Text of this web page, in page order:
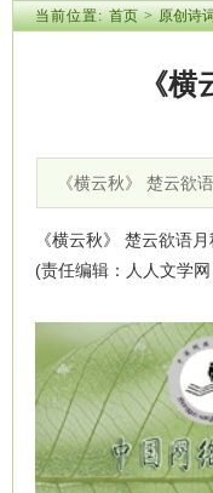
当前位置: 首页>原创诗
《
《横云秋》 楚云欲
《横云秋》 楚云欲语
(责任编辑：人人文学网